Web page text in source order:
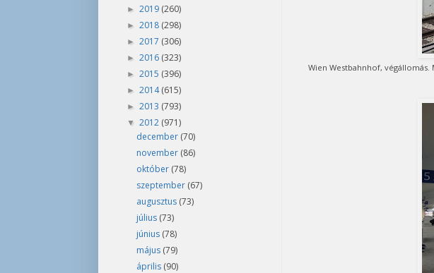
Wien Westbahnhof,
► 2019 (260)
► 2018 (298)
► 2017 (306)
► 2016 (323)
► 2015 (396)
► 2014(615)
► 2013 (793)
▼ 2012 (971)
december (70)
november (86)
október (78)
szeptember (67)
augusztus (73)
július (73)
június (78)
május (79)
április (90)